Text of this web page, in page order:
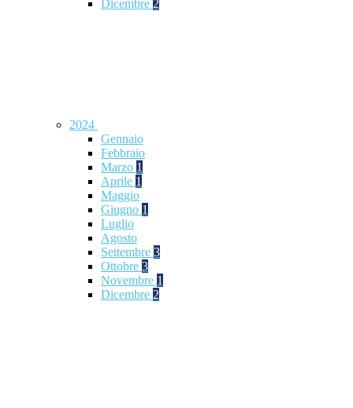
Dicembre 2
2024
Gennaio
Febbraio
Marzo 1
Aprile 1
Maggio
Giugno 1
Luglio
Agosto
Settembre 3
Ottobre 3
Novembre 1
Dicembre 2